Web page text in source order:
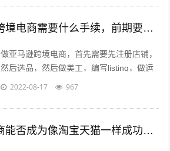
跨境电商多钱:做跨境电商需要什么手续，前期要投入多少钱？
做亚马逊跨境电商，首先需要先注册店铺，
然后选品，然后做美工，编写listing，做运
营优化，出单，处理订单，售后等。这里说
2022-08-17 967
猫人电商:猎头电商能否成为像淘宝天猫一样成功的电商平台